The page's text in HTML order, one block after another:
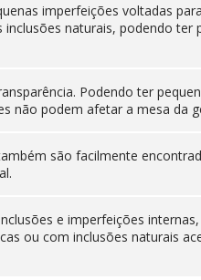
imperfeições voltadas
naturais, podendo ter
Podendo ter
não podem afetar a mesa da
são facilmente
e imperfeições
ou com inclusões naturais